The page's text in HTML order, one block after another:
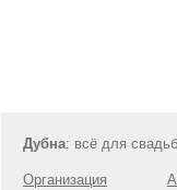
Дубна: всё для
Организация